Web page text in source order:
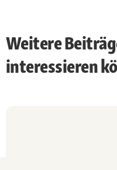
Weitere
interessieren